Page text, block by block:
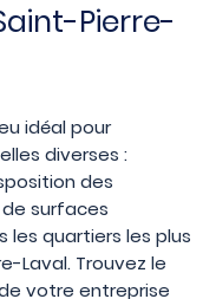
Pierre-
idéal pour
diverses :
des
surfaces
les quartiers les plus
Laval. Trouvez le
votre entreprise